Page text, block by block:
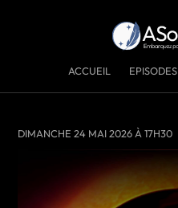
ACCUEIL EPISODES
DIMANCHE 24 MAI 2026 À 17H30